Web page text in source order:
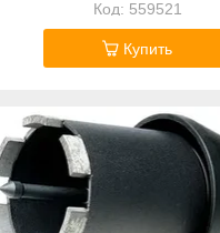
559521
Купить